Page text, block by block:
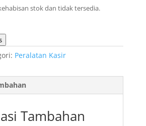
stok dan tidak tersedia.
Peralatan Kasir
Tambahan